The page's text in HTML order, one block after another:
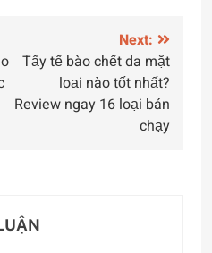
Next:
Tẩy tế bào chết da mặt
loại nào tốt nhất?
Review ngay 16 loại bán
chạy